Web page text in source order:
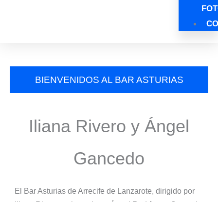
BIENVENIDOS AL BAR ASTURIAS
Iliana Rivero y Ángel
Gancedo
El Bar Asturias de Arrecife de Lanzarote, dirigido por